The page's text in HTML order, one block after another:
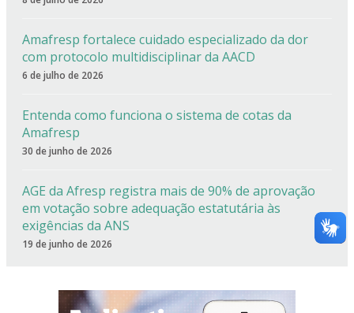
Amafresp fortalece cuidado especializado da dor
com protocolo multidisciplinar da AACD
6 de julho de 2026
Entenda como funciona o sistema de cotas da
Amafresp
30 de junho de 2026
AGE da Afresp registra mais de 90% de aprovação
em votação sobre adequação estatutária às
exigências da ANS
19 de junho de 2026